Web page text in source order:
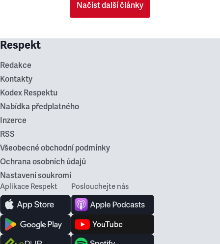
Načíst další články
Respekt
Redakce
Kontakty
Kodex Respektu
Nabídka předplatného
Inzerce
RSS
Všeobecné obchodní podmínky
Ochrana osobních údajů
Nastavení soukromí
Aplikace Respekt Poslouchejte nás